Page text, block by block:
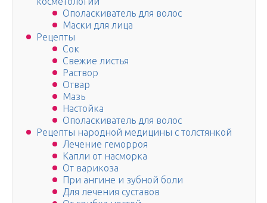
Ополаскиватель для волос
Маски для лица
Рецепты
Сок
Свежие листья
Раствор
Отвар
Мазь
Настойка
Ополаскиватель для волос
Рецепты народной медицины с толстянкой
Лечение геморроя
Капли от насморка
От варикоза
При ангине и зубной боли
Для лечения суставов